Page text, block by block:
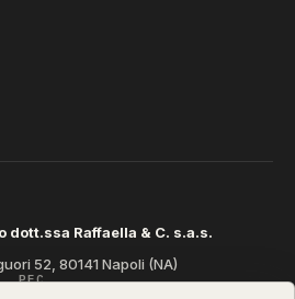
dott.ssa Raffaella & C. s.a.s.
52, 80141 Napoli (NA)
PEC